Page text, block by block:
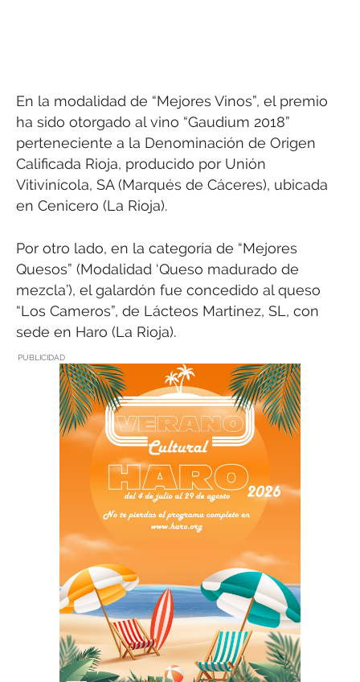
En la modalidad de “Mejores Vinos”, el premio
ha sido otorgado al vino “Gaudium 2018”
perteneciente a la Denominación de Origen
Calificada Rioja, producido por Unión
Vitivinícola, SA (Marqués de Cáceres), ubicada
en Cenicero (La Rioja).
Por otro lado, en la categoría de “Mejores
Quesos” (Modalidad ‘Queso madurado de
mezcla’), el galardón fue concedido al queso
“Los Cameros”, de Lácteos Martínez, SL, con
sede en Haro (La Rioja).
PUBLICIDAD